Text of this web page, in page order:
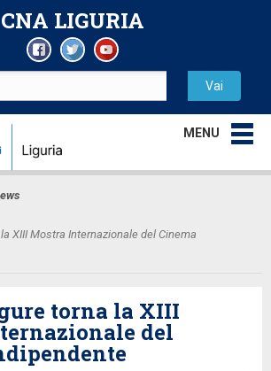
CNA LIGURIA
MENU
XIII Mostra Internazionale del Cinema
torna la XIII
del